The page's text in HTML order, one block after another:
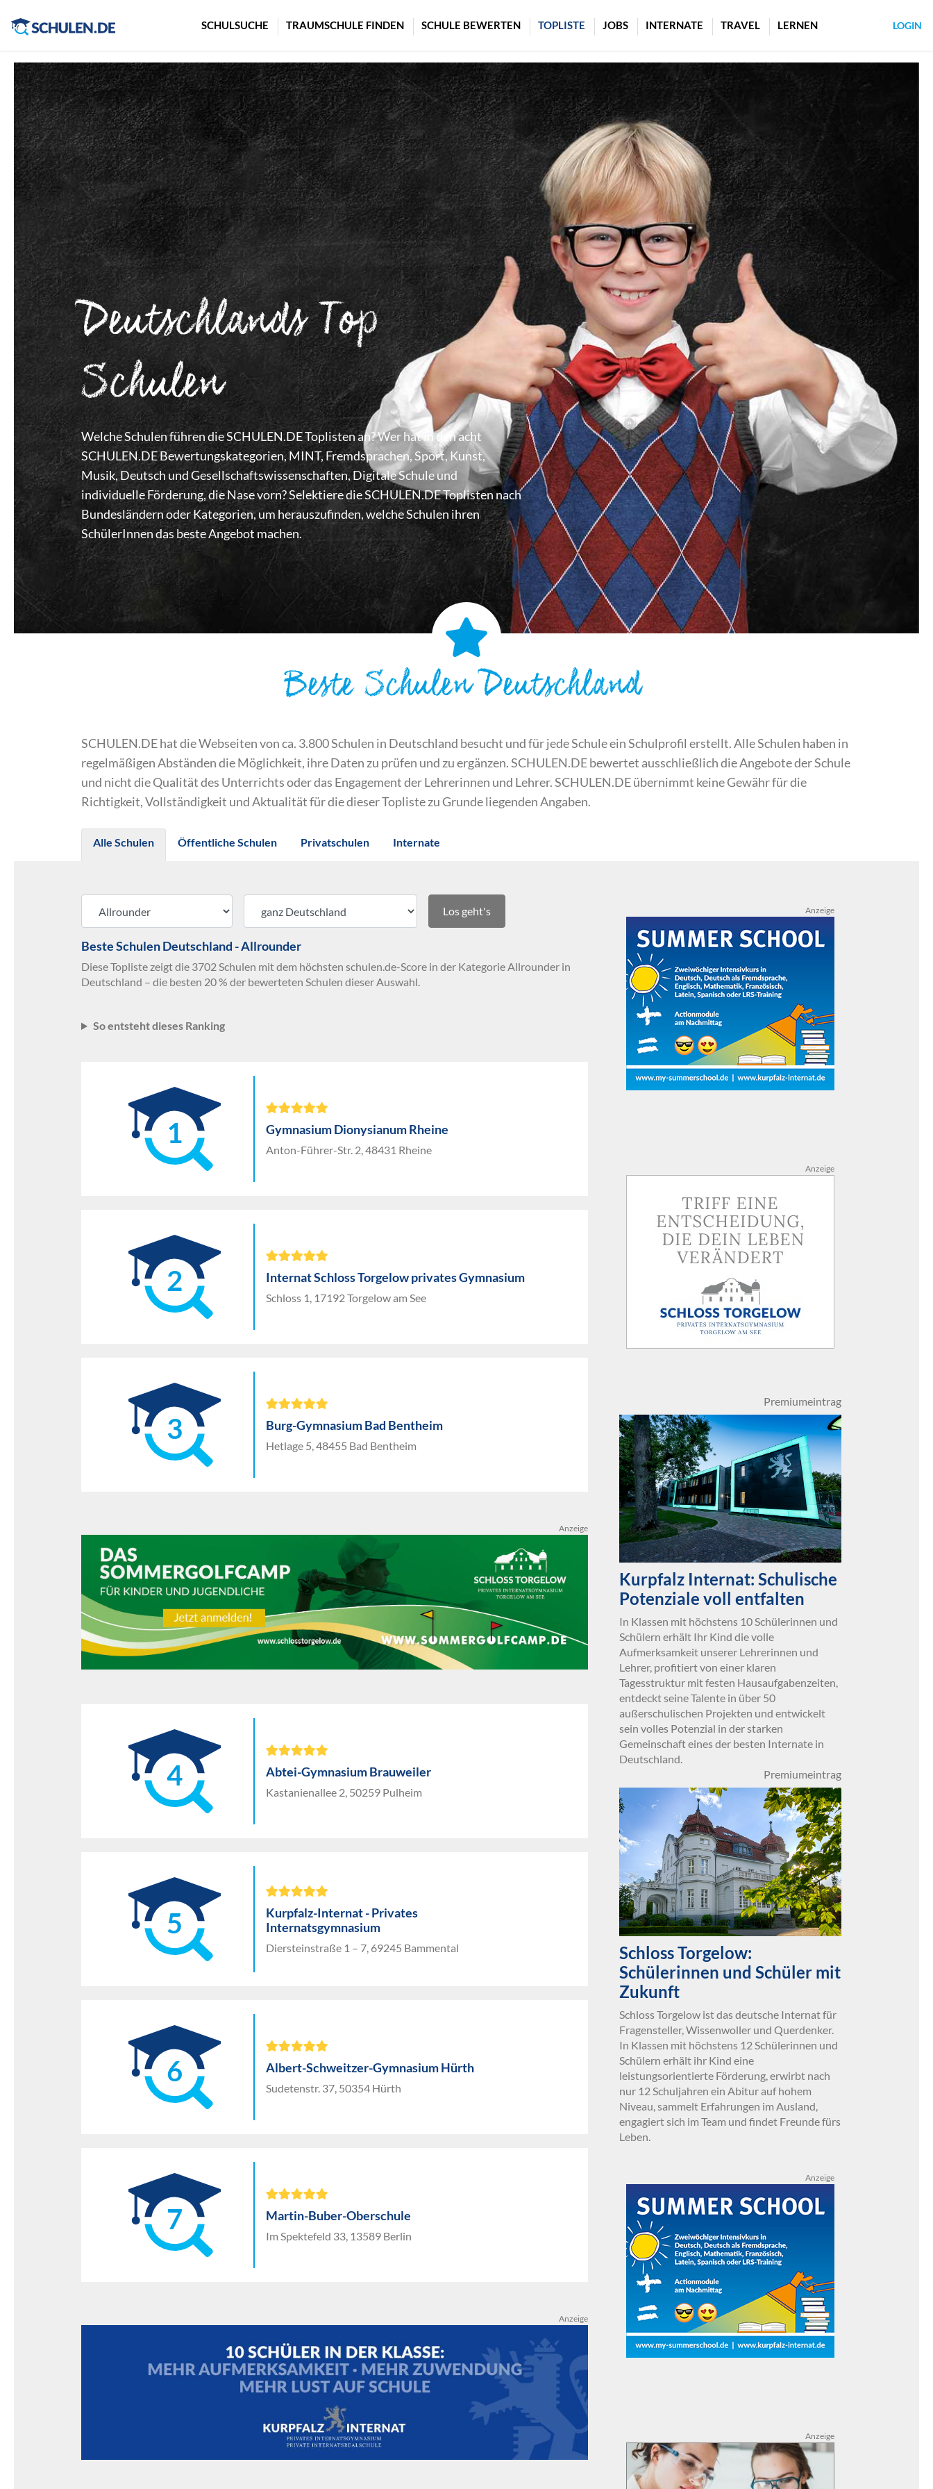
SCHULSUCHE TRAUMSCHULE FINDEN SCHULE BEWERTEN TOPLISTE JOBS INTERNATE TRAVEL LERNEN LOGIN
Deutschlands Top
Schulen
Welche Schulen führen die SCHULEN.DE Toplisten an? Wer hat in den acht
SCHULEN.DE Bewertungskategorien, MINT, Fremdsprachen, Sport, Kunst,
Musik, Deutsch und Gesellschaftswissenschaften, Digitale Schule und
individuelle Förderung, die Nase vorn? Selektiere die SCHULEN.DE Toplisten nach
Bundesländern oder Kategorien, um herauszufinden, welche Schulen ihren
SchülerInnen das beste Angebot machen.
Beste Schulen Deutschland
SCHULEN.DE hat die Webseiten von ca. 3.800 Schulen in Deutschland besucht und für jede Schule ein Schulprofil erstellt. Alle Schulen haben in
regelmäßigen Abständen die Möglichkeit, ihre Daten zu prüfen und zu ergänzen. SCHULEN.DE bewertet ausschließlich die Angebote der Schule
und nicht die Qualität des Unterrichts oder das Engagement der Lehrerinnen und Lehrer. SCHULEN.DE übernimmt keine Gewähr für die
Richtigkeit, Vollständigkeit und Aktualität für die dieser Topliste zu Grunde liegenden Angaben.
Alle Schulen Öffentliche Schulen Privatschulen Internate
Los geht's
Beste Schulen Deutschland - Allrounder
Diese Topliste zeigt die 3702 Schulen mit dem höchsten schulen.de-Score in der Kategorie Allrounder in
Deutschland – die besten 20 % der bewerteten Schulen dieser Auswahl.
So entsteht dieses Ranking
1 Gymnasium Dionysianum Rheine
Anton-Führer-Str. 2, 48431 Rheine
2 Internat Schloss Torgelow privates Gymnasium
Schloss 1, 17192 Torgelow am See
3 Burg-Gymnasium Bad Bentheim
Hetlage 5, 48455 Bad Bentheim
Anzeige
4 Abtei-Gymnasium Brauweiler
Kastanienallee 2, 50259 Pulheim
5
Kurpfalz-Internat - Privates
Internatsgymnasium
Diersteinstraße 1 – 7, 69245 Bammental
6 Albert-Schweitzer-Gymnasium Hürth
Sudetenstr. 37, 50354 Hürth
7 Martin-Buber-Oberschule
Im Spektefeld 33, 13589 Berlin
Anzeige
Anzeige
Anzeige
Premiumeintrag
Kurpfalz Internat: Schulische
Potenziale voll entfalten
In Klassen mit höchstens 10 Schülerinnen und
Schülern erhält Ihr Kind die volle
Aufmerksamkeit unserer Lehrerinnen und
Lehrer, profitiert von einer klaren
Tagesstruktur mit festen Hausaufgabenzeiten,
entdeckt seine Talente in über 50
außerschulischen Projekten und entwickelt
sein volles Potenzial in der starken
Gemeinschaft eines der besten Internate in
Deutschland.
Premiumeintrag
Schloss Torgelow:
Schülerinnen und Schüler mit
Zukunft
Schloss Torgelow ist das deutsche Internat für
Fragensteller, Wissenwoller und Querdenker.
In Klassen mit höchstens 12 Schülerinnen und
Schülern erhält ihr Kind eine
leistungsorientierte Förderung, erwirbt nach
nur 12 Schuljahren ein Abitur auf hohem
Niveau, sammelt Erfahrungen im Ausland,
engagiert sich im Team und findet Freunde fürs
Leben.
Anzeige
Anzeige